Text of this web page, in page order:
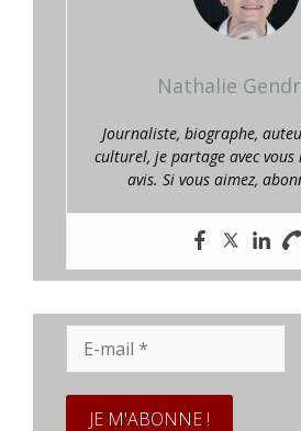
Nathalie
Journaliste, biographe,
culturel, je partage avec vous
avis. Si vous aimez,
mail